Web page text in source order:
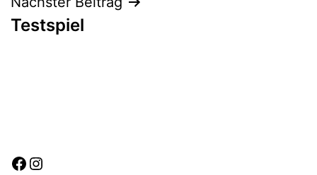
Testspiel
Facebook
Instagram